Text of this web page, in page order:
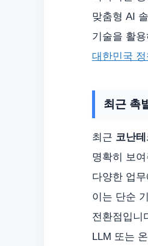
맞춤형 AI
기술을 활
대한민국
최근 촉
최근 코난
명확히 보
다양한 업
이는 단순
전환점입니
LLM 또는